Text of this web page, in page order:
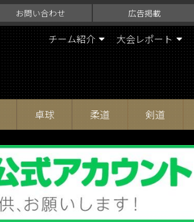
お問い合わせ 広告掲載
チーム紹介 大会レポート
卓球 柔道 剣道